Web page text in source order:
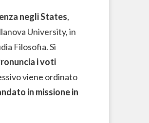
negli States,
University, in
Filosofia. Si
i voti
viene ordinato
in missione in